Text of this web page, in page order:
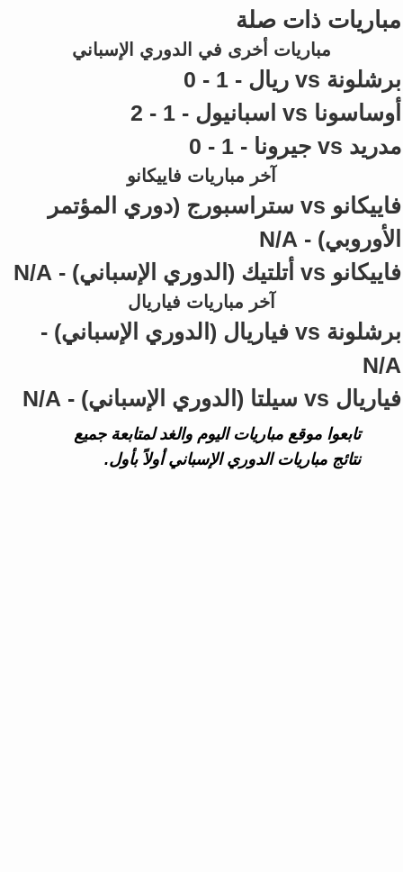
مباريات ذات صلة
مباريات أخرى في الدوري الإسباني
برشلونة vs ريال - 1 - 0
أوساسونا vs اسبانيول - 1 - 2
مدريد vs جيرونا - 1 - 0
آخر مباريات فاييكانو
فاييكانو vs ستراسبورج (دوري المؤتمر
الأوروبي) - N/A
فاييكانو vs أتلتيك (الدوري الإسباني) - N/A
آخر مباريات فياريال
برشلونة vs فياريال (الدوري الإسباني) -
N/A
فياريال vs سيلتا (الدوري الإسباني) - N/A
تابعوا موقع مباريات اليوم والغد لمتابعة جميع
نتائج مباريات الدوري الإسباني أولاً بأول.